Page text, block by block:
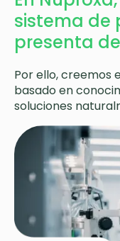
sistema de
presenta
Por ello, creemos
basado en
soluciones